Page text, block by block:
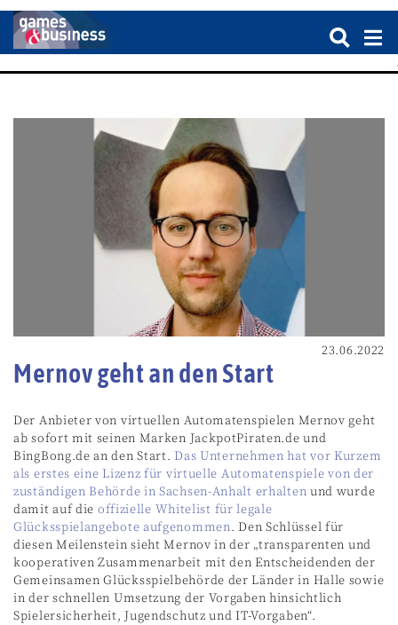
23.06.2022
Mernov geht an den Start
Der Anbieter von virtuellen Automatenspielen Mernov geht
ab sofort mit seinen Marken JackpotPiraten.de und
BingBong.de an den Start. Das Unternehmen hat vor Kurzem
als erstes eine Lizenz für virtuelle Automatenspiele von der
zuständigen Behörde in Sachsen-Anhalt erhalten und wurde
damit auf die offizielle Whitelist für legale
Glücksspielangebote aufgenommen. Den Schlüssel für
diesen Meilenstein sieht Mernov in der „transparenten und
kooperativen Zusammenarbeit mit den Entscheidenden der
Gemeinsamen Glücksspielbehörde der Länder in Halle sowie
in der schnellen Umsetzung der Vorgaben hinsichtlich
Spielersicherheit, Jugendschutz und IT-Vorgaben“.